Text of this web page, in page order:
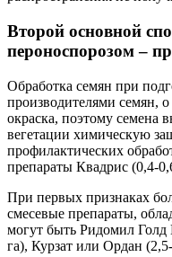
Второй основной
пероноспорозом –
Обработка семян при
производителями семян, о
окраска, поэтому семена
вегетации химическую
профилактических
препараты Квадрис (0,4-
При первых признаках
смесевые препараты,
могут быть Ридомил
га), Курзат или Ордан